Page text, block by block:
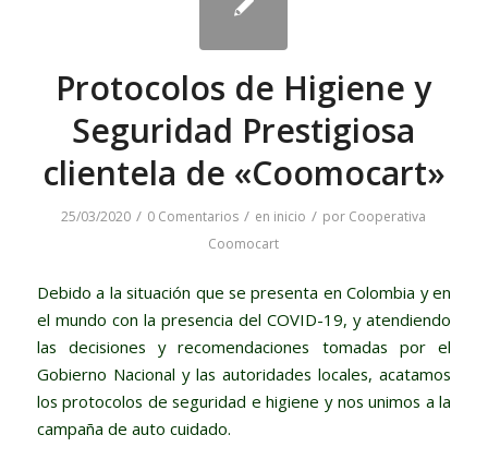
Protocolos de Higiene y
Seguridad Prestigiosa
clientela de «Coomocart»
25/03/2020 / 0 Comentarios / en inicio / por Cooperativa
Coomocart
Debido a la situación que se presenta en Colombia y en
el mundo con la presencia del COVID-19, y atendiendo
las decisiones y recomendaciones tomadas por el
Gobierno Nacional y las autoridades locales, acatamos
los protocolos de seguridad e higiene y nos unimos a la
campaña de auto cuidado.